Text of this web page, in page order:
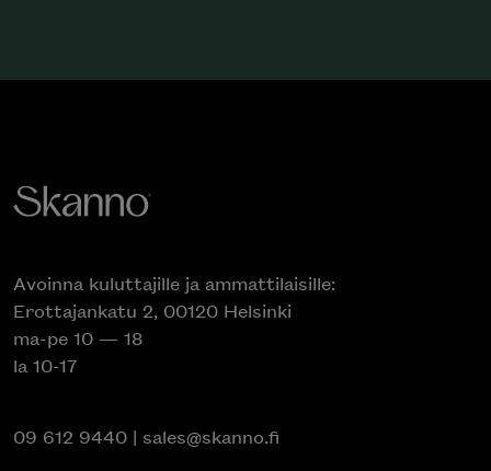
Avoinna kuluttajille ja ammattilaisille:
Erottajankatu 2, 00120 Helsinki
ma-pe 10 — 18
la 10-17
09 612 9440 | sales@skanno.fi